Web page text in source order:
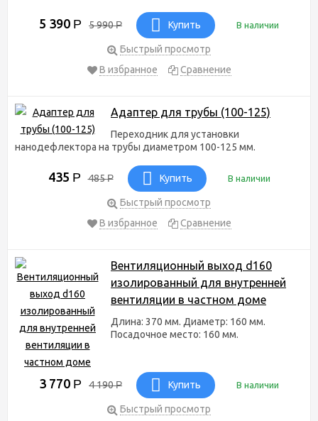
5 390 Р 5 990Р Купить В наличии
Быстрый просмотр
В избранное
Сравнение
Адаптер для трубы (100-125)
Переходник для установки
нанодефлектора на трубы диаметром 100-125 мм.
435 Р 485Р Купить В наличии
Быстрый просмотр
В избранное
Сравнение
Вентиляционный выход d160
изолированный для внутренней
вентиляции в частном доме
Длина: 370 мм. Диаметр: 160 мм.
Посадочное место: 160 мм.
3 770 Р 4 190Р Купить В наличии
Быстрый просмотр